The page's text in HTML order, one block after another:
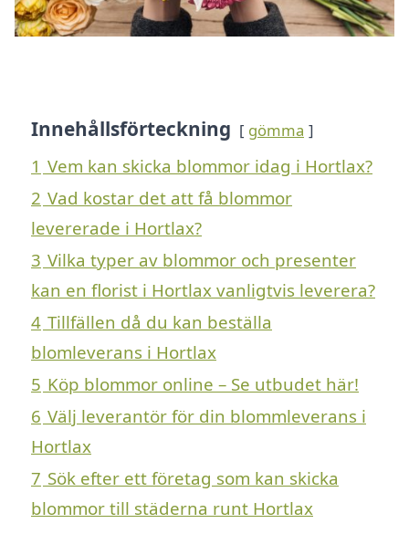
Innehållsförteckning gömma
1 Vem kan skicka blommor idag i Hortlax?
2 Vad kostar det att få blommor
levererade i Hortlax?
3 Vilka typer av blommor och presenter
kan en florist i Hortlax vanligtvis leverera?
4 Tillfällen då du kan beställa
blomleverans i Hortlax
5 Köp blommor online – Se utbudet här!
6 Välj leverantör för din blommleverans i
Hortlax
7 Sök efter ett företag som kan skicka
blommor till städerna runt Hortlax